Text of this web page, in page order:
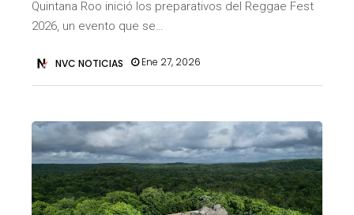
Quintana Roo inició los preparativos del Reggae Fest
2026, un evento que se…
NVC NOTICIAS Ene 27, 2026